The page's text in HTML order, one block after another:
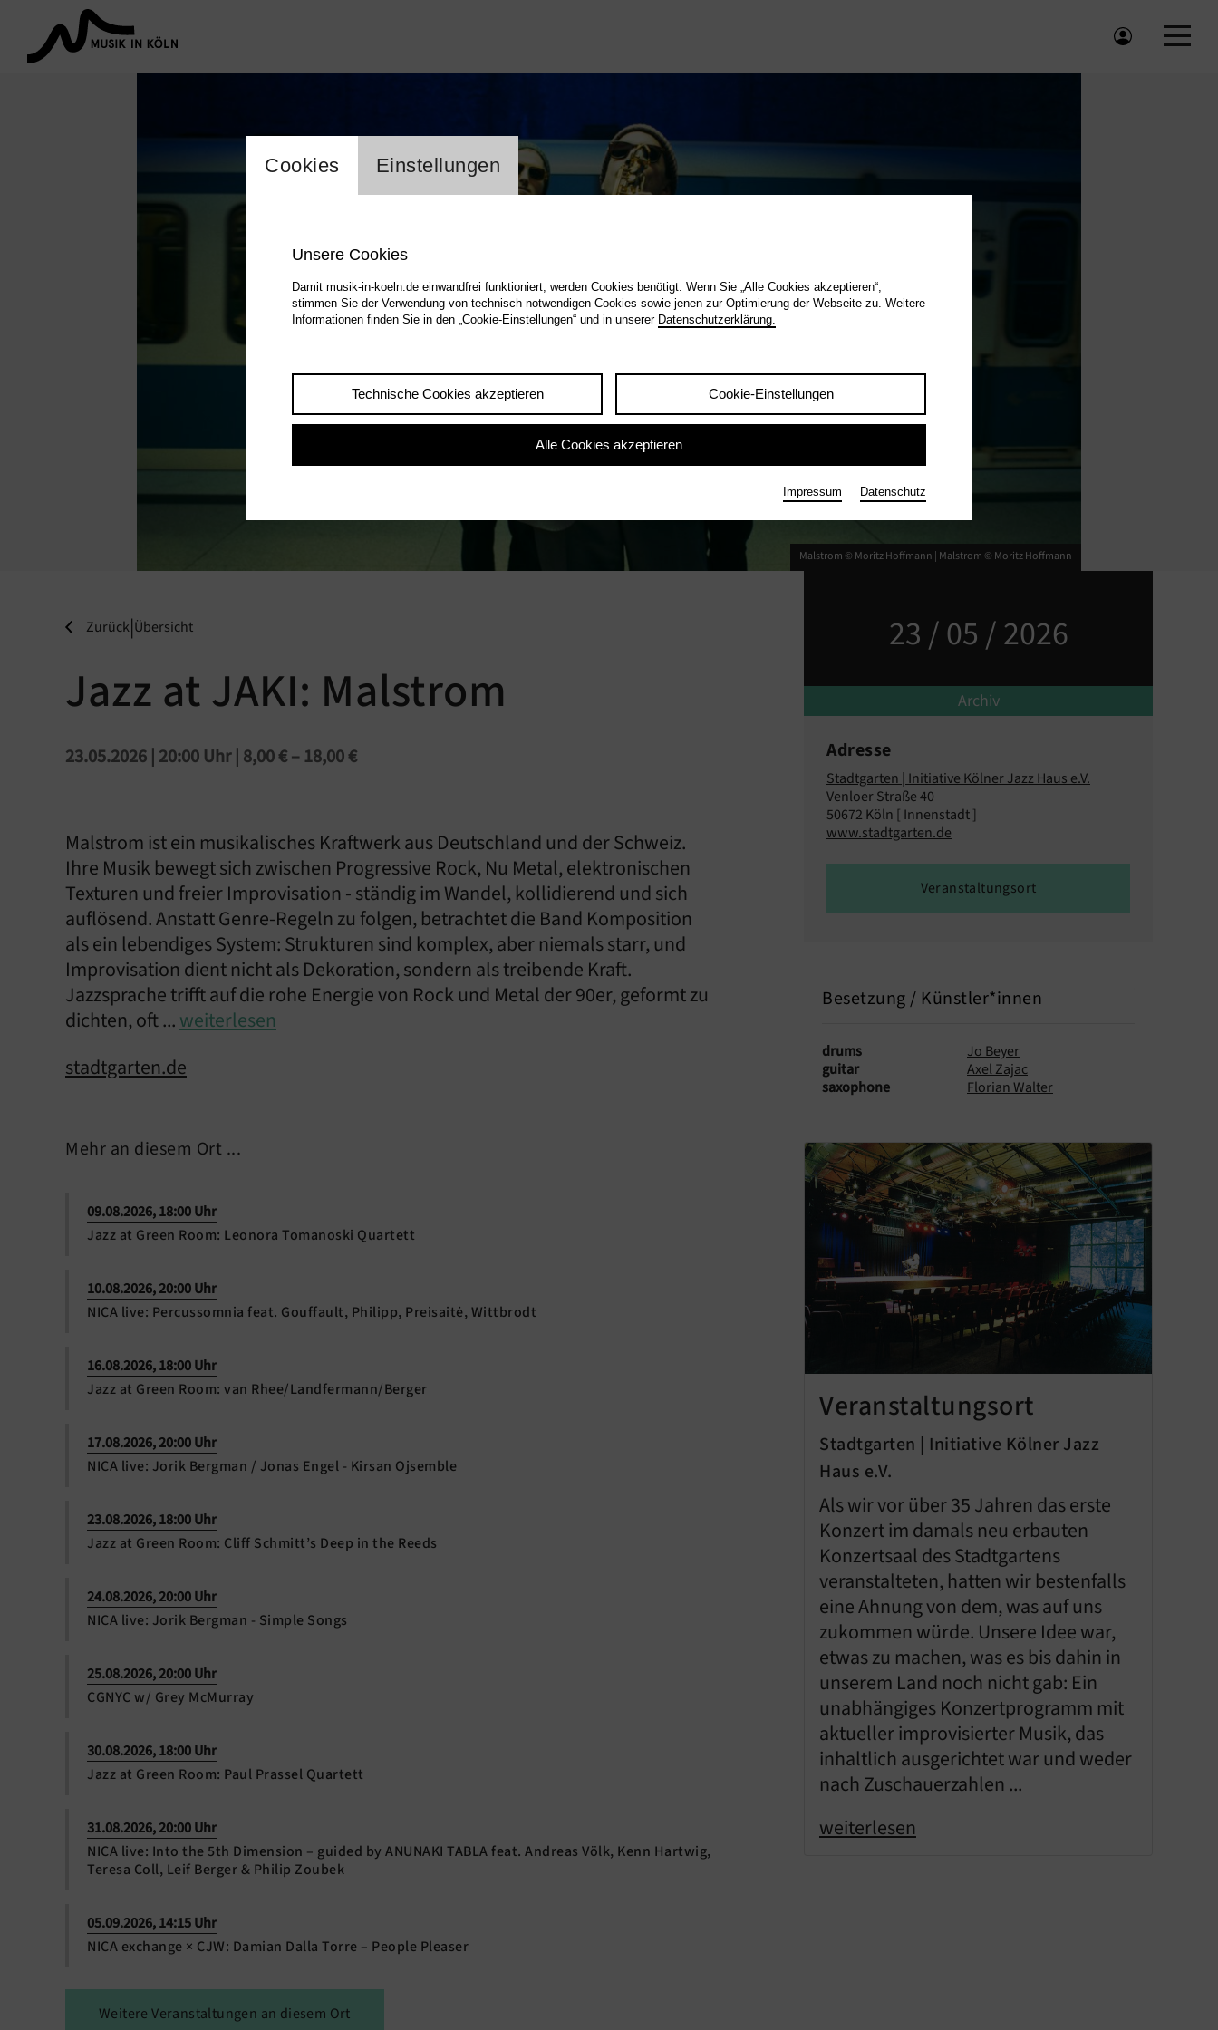
Einstellung Cookienbanner
Cookies Einstellungen
Unsere Cookies
Damit musik-in-koeln.de einwandfrei funktioniert, werden Cookies benötigt. Wenn Sie „Alle Cookies akzeptieren“,
stimmen Sie der Verwendung von technisch notwendigen Cookies sowie jenen zur Optimierung der Webseite zu. Weitere
Informationen finden Sie in den „Cookie-Einstellungen“ und in unserer Datenschutzerklärung.
Technische Cookies akzeptieren Cookie-Einstellungen
Alle Cookies akzeptieren
Impressum Datenschutz
Malstrom © Moritz Hoffmann | Malstrom © Moritz Hoffmann
Zurück|Übersicht
Jazz at JAKI: Malstrom
23.05.2026 | 20:00 Uhr| 8,00 € – 18,00 €
Malstrom ist ein musikalisches Kraftwerk aus Deutschland und der Schweiz.
Ihre Musik bewegt sich zwischen Progressive Rock, Nu Metal, elektronischen
Texturen und freier Improvisation - ständig im Wandel, kollidierend und sich
auflösend. Anstatt Genre-Regeln zu folgen, betrachtet die Band Komposition
als ein lebendiges System: Strukturen sind komplex, aber niemals starr, und
Improvisation dient nicht als Dekoration, sondern als treibende Kraft.
Jazzsprache trifft auf die rohe Energie von Rock und Metal der 90er, geformt zu
dichten, oft ...weiterlesen
stadtgarten.de
Mehr an diesem Ort ...
09.08.2026, 18:00 Uhr
Jazz at Green Room: Leonora Tomanoski Quartett
10.08.2026, 20:00 Uhr
NICA live: Percussomnia feat. Gouffault, Philipp, Preisaitė, Wittbrodt
16.08.2026, 18:00 Uhr
Jazz at Green Room: van Rhee/Landfermann/Berger
17.08.2026, 20:00 Uhr
NICA live: Jorik Bergman / Jonas Engel - Kirsan Ojsemble
23.08.2026, 18:00 Uhr
Jazz at Green Room: Cliff Schmitt’s Deep in the Reeds
24.08.2026, 20:00 Uhr
NICA live: Jorik Bergman - Simple Songs
25.08.2026, 20:00 Uhr
CGNYC w/ Grey McMurray
30.08.2026, 18:00 Uhr
Jazz at Green Room: Paul Prassel Quartett
31.08.2026, 20:00 Uhr
NICA live: Into the 5th Dimension – guided by ANUNAKI TABLA feat. Andreas Völk, Kenn Hartwig,
Teresa Coll, Leif Berger & Philip Zoubek
05.09.2026, 14:15 Uhr
NICA exchange × CJW: Damian Dalla Torre – People Pleaser
Weitere Veranstaltungen an diesem Ort
23 / 05 / 2026
Archiv
Adresse
Stadtgarten | Initiative Kölner Jazz Haus e.V.
Venloer Straße 40
50672 Köln [ Innenstadt ]
www.stadtgarten.de
Veranstaltungsort
Besetzung / Künstler*innen
drums
Jo Beyer
guitar
Axel Zajac
saxophone
Florian Walter
Veranstaltungsort
Stadtgarten | Initiative Kölner Jazz
Haus e.V.
Als wir vor über 35 Jahren das erste
Konzert im damals neu erbauten
Konzertsaal des Stadtgartens
veranstalteten, hatten wir bestenfalls
eine Ahnung von dem, was auf uns
zukommen würde. Unsere Idee war,
etwas zu machen, was es bis dahin in
unserem Land noch nicht gab: Ein
unabhängiges Konzertprogramm mit
aktueller improvisierter Musik, das
inhaltlich ausgerichtet war und weder
nach Zuschauerzahlen ...
weiterlesen